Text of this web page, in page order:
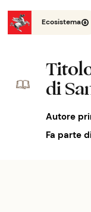
Ecosistema
di
Autore
Fa parte